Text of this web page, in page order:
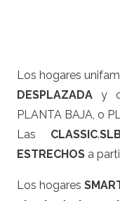
Los hogares
DESPLAZADA y
PLANTA BAJA, o
Las CLASSIC.
ESTRECHOS a
Los hogares